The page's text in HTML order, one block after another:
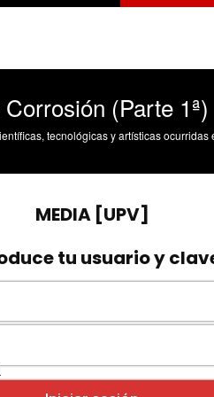
(Parte 1ª)
y artísticas ocurridas en los tres